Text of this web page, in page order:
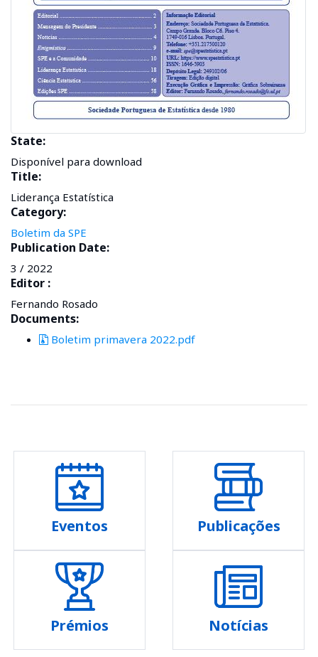
State:
Disponível para download
Title:
Liderança Estatística
Category:
Boletim da SPE
Publication Date:
3 / 2022
Editor :
Fernando Rosado
Documents:
Boletim primavera 2022.pdf
Eventos Publicações
Prémios Notícias